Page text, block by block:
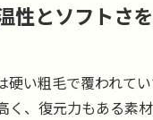
性とソフトさ
硬い粗毛で覆われて
く、復元力もある素